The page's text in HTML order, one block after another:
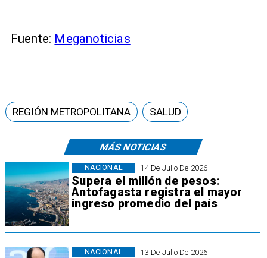
Fuente: Meganoticias
MÁS NOTICIAS
14 De Julio De 2026
Supera el millón de pesos:
Antofagasta registra el mayor
ingreso promedio del país
NACIONAL
13 De Julio De 2026
NACIONAL
REGIÓN METROPOLITANA SALUD